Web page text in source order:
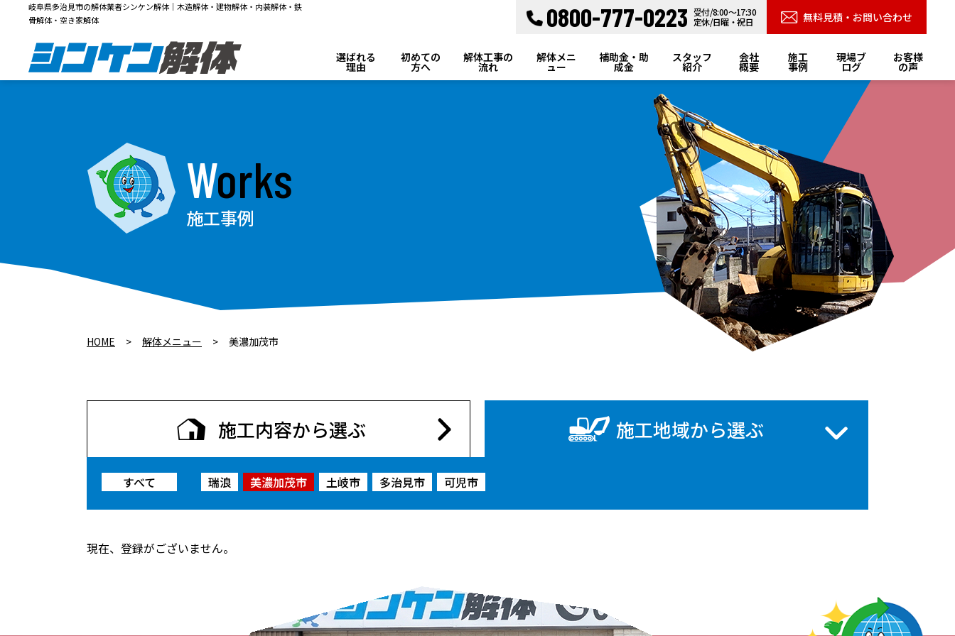
岐阜県多治見市の解体業者シンケン解体｜木造解体・建物解体・内装解体・鉄
骨解体・空き家解体
0800-777-0223 受付/8:00～17:30
定休/日曜・祝日
無料見積・お問い合わせ
選ばれる
理由
初めての
方へ
解体工事の
流れ
解体メニ
ュー
補助金・助
成金
スタッフ
紹介
会社
概要
施工
事例
現場ブ
ログ
お客様
の声
Works
施工事例
HOME > 解体メニュー > 美濃加茂市
施工内容から選ぶ 施工地域から選ぶ
すべて 瑞浪 美濃加茂市 土岐市 多治見市 可児市
現在、登録がございません。